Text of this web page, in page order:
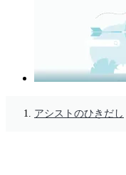
アシストのひきだし